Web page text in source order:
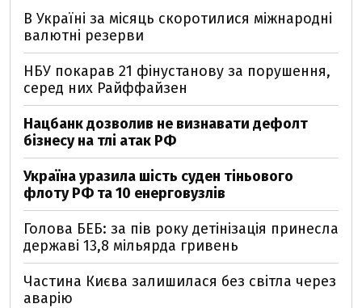
В Україні за місяць скоротилися міжнародні
валютні резерви
НБУ покарав 21 фінустанову за порушення,
серед них Райффайзен
Нацбанк дозволив не визнавати дефолт
бізнесу на тлі атак РФ
Україна уразила шість суден тіньового
флоту РФ та 10 енерговузлів
Голова БЕБ: за пів року детінізація принесла
державі 13,8 мільярда гривень
Частина Києва залишилася без світла через
аварію